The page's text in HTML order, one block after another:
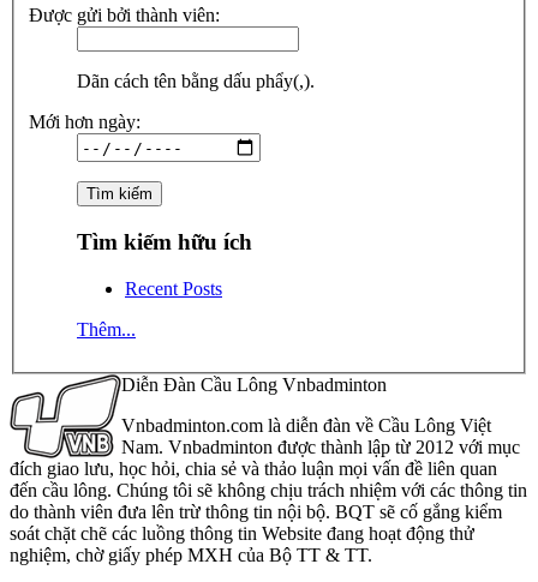
Được gửi bởi thành viên:
Dãn cách tên bằng dấu phẩy(,).
Mới hơn ngày:
Tìm kiếm hữu ích
Recent Posts
Thêm...
Diễn Đàn Cầu Lông Vnbadminton
Vnbadminton.com là diễn đàn về Cầu Lông Việt
Nam. Vnbadminton được thành lập từ 2012 với mục
đích giao lưu, học hỏi, chia sẻ và thảo luận mọi vấn đề liên quan
đến cầu lông. Chúng tôi sẽ không chịu trách nhiệm với các thông tin
do thành viên đưa lên trừ thông tin nội bộ. BQT sẽ cố gắng kiểm
soát chặt chẽ các luồng thông tin Website đang hoạt động thử
nghiệm, chờ giấy phép MXH của Bộ TT & TT.